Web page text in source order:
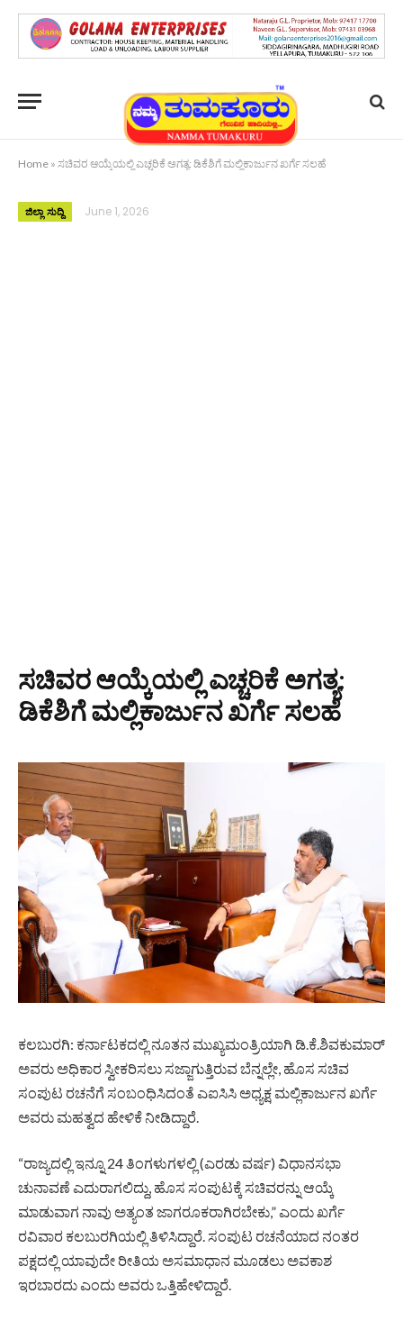
Home » ಸಚಿವರ ಆಯ್ಕೆಯಲ್ಲಿ ಎಚ್ಚರಿಕೆ ಅಗತ್ಯ: ಡಿಕೆಶಿಗೆ ಮಲ್ಲಿಕಾರ್ಜುನ ಖರ್ಗೆ ಸಲಹೆ
ಜಿಲ್ಲಾ ಸುದ್ದಿ June 1, 2026
ಸಚಿವರ ಆಯ್ಕೆಯಲ್ಲಿ ಎಚ್ಚರಿಕೆ ಅಗತ್ಯ:
ಡಿಕೆಶಿಗೆ ಮಲ್ಲಿಕಾರ್ಜುನ ಖರ್ಗೆ ಸಲಹೆ
ಕಲಬುರಗಿ: ಕರ್ನಾಟಕದಲ್ಲಿ ನೂತನ ಮುಖ್ಯಮಂತ್ರಿಯಾಗಿ ಡಿ.ಕೆ.ಶಿವಕುಮಾರ್
ಅವರು ಅಧಿಕಾರ ಸ್ವೀಕರಿಸಲು ಸಜ್ಜಾಗುತ್ತಿರುವ ಬೆನ್ನಲ್ಲೇ, ಹೊಸ ಸಚಿವ
ಸಂಪುಟ ರಚನೆಗೆ ಸಂಬಂಧಿಸಿದಂತೆ ಎಐಸಿಸಿ ಅಧ್ಯಕ್ಷ ಮಲ್ಲಿಕಾರ್ಜುನ ಖರ್ಗೆ
ಅವರು ಮಹತ್ವದ ಹೇಳಿಕೆ ನೀಡಿದ್ದಾರೆ.
“ರಾಜ್ಯದಲ್ಲಿ ಇನ್ನೂ 24 ತಿಂಗಳುಗಳಲ್ಲಿ (ಎರಡು ವರ್ಷ) ವಿಧಾನಸಭಾ
ಚುನಾವಣೆ ಎದುರಾಗಲಿದ್ದು, ಹೊಸ ಸಂಪುಟಕ್ಕೆ ಸಚಿವರನ್ನು ಆಯ್ಕೆ
ಮಾಡುವಾಗ ನಾವು ಅತ್ಯಂತ ಜಾಗರೂಕರಾಗಿರಬೇಕು,” ಎಂದು ಖರ್ಗೆ
ರವಿವಾರ ಕಲಬುರಗಿಯಲ್ಲಿ ತಿಳಿಸಿದ್ದಾರೆ. ಸಂಪುಟ ರಚನೆಯಾದ ನಂತರ
ಪಕ್ಷದಲ್ಲಿ ಯಾವುದೇ ರೀತಿಯ ಅಸಮಾಧಾನ ಮೂಡಲು ಅವಕಾಶ
ಇರಬಾರದು ಎಂದು ಅವರು ಒತ್ತಿಹೇಳಿದ್ದಾರೆ.